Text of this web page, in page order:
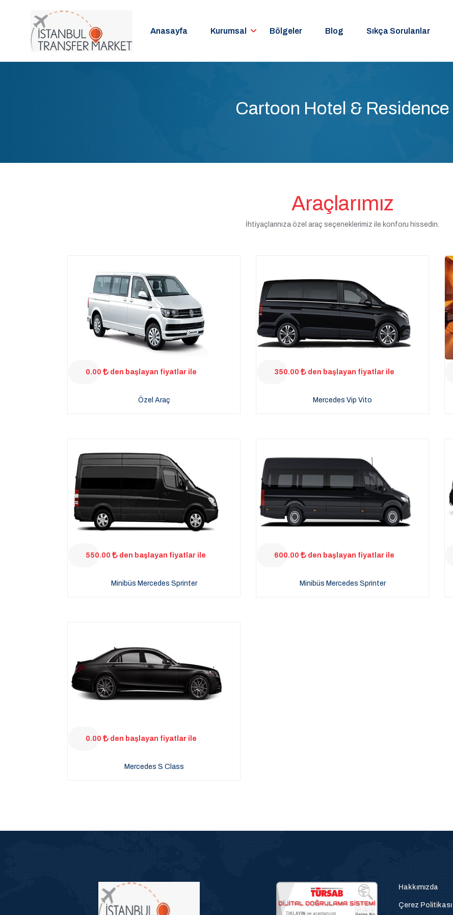
Anasayfa Kurumsal Bölgeler Blog Sıkça Sorulanlar
Cartoon Hotel & Residence
Araçlarımız
İhtiyaçlarınıza özel araç seçeneklerimiz ile konforu hissedin.
0.00 den başlayan fiyatlar ile
Özel Araç
350.00 den başlayan fiyatlar ile
Mercedes Vip Vito
550.00 den başlayan fiyatlar ile
Minibüs Mercedes Sprinter
600.00 den başlayan fiyatlar ile
Minibüs Mercedes Sprinter
0.00 den başlayan fiyatlar ile
Mercedes S Class
Hakkımızda
Çerez Politikası